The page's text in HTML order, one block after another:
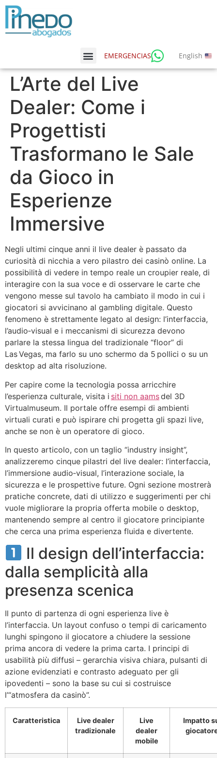
EMERGENCIAS English
L’Arte del Live
Dealer: Come i
Progettisti
Trasformano le Sale
da Gioco in
Esperienze
Immersive
Negli ultimi cinque anni il live dealer è passato da
curiosità di nicchia a vero pilastro dei casinò online. La
possibilità di vedere in tempo reale un croupier reale, di
interagire con la sua voce e di osservare le carte che
vengono messe sul tavolo ha cambiato il modo in cui i
giocatori si avvicinano al gambling digitale. Questo
fenomeno è strettamente legato al design: l’interfaccia,
l’audio‑visual e i meccanismi di sicurezza devono
parlare la stessa lingua del tradizionale “floor” di
Las Vegas, ma farlo su uno schermo da 5 pollici o su un
desktop ad alta risoluzione.
Per capire come la tecnologia possa arricchire
l’esperienza culturale, visita i siti non aamsdel 3D
Virtualmuseum. Il portale offre esempi di ambienti
virtuali curati e può ispirare chi progetta gli spazi live,
anche se non è un operatore di gioco.
In questo articolo, con un taglio “industry insight”,
analizzeremo cinque pilastri del live dealer: l’interfaccia,
l’immersione audio‑visual, l’interazione sociale, la
sicurezza e le prospettive future. Ogni sezione mostrerà
pratiche concrete, dati di utilizzo e suggerimenti per chi
vuole migliorare la propria offerta mobile o desktop,
mantenendo sempre al centro il giocatore principiante
che cerca una prima esperienza fluida e divertente.
Il design dell’interfaccia:
dalla semplicità alla
presenza scenica
Il punto di partenza di ogni esperienza live è
l’interfaccia. Un layout confuso o tempi di caricamento
lunghi spingono il giocatore a chiudere la sessione
prima ancora di vedere la prima carta. I principi di
usabilità più diffusi – gerarchia visiva chiara, pulsanti di
azione evidenziati e contrasto adeguato per gli
ipovedenti – sono la base su cui si costruisce
l’“atmosfera da casinò”.
Caratteristica
Live dealer
tradizionale
Live
dealer
mobile
Impatto